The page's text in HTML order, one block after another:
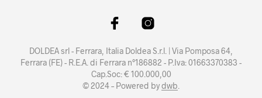
DOLDEA srl - Ferrara, Italia Doldea S.r.l. | Via Pomposa 64,
Ferrara (FE) - R.E.A. di Ferrara n°186882 - P.Iva: 01663370383 -
Cap.Soc: € 100.000,00
© 2024 – Powered bydwb